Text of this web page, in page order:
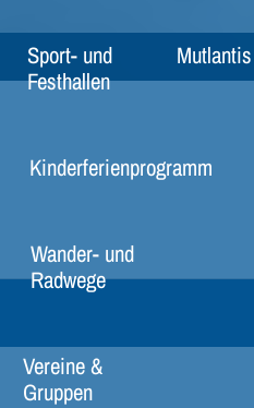
Sport- und
Festhallen
Mutlantis
Kinderferienprogramm
Wander- und
Radwege
Vereine &
Gruppen